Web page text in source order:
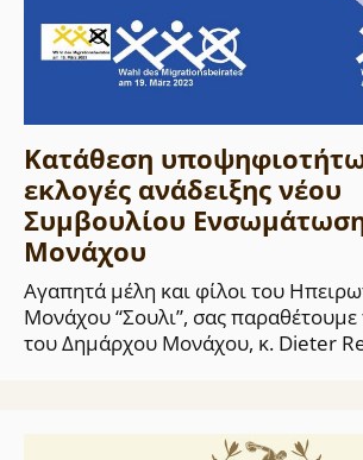
Κατάθεση
εκλογές ανάδειξης νέου
Συμβουλίου
Μονάχου
Αγαπητά μέλη και φίλοι του
Μονάχου “Σουλι”, σας παραθέτουμε
του Δημάρχου Μονάχου, κ. Dieter